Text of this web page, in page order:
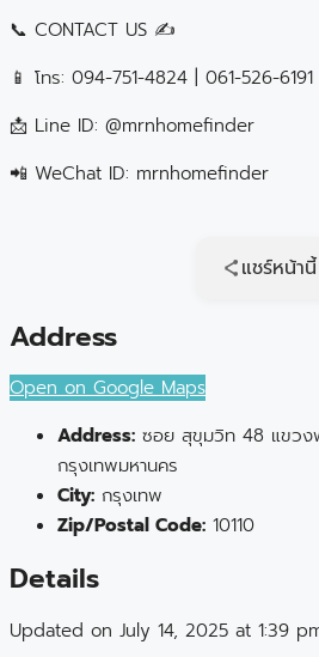
📞 CONTACT US ✍️
📱 โทร: 094-751-4824 | 061-526-6191
📩 Line ID: @mrnhomefinder
📲 WeChat ID: mrnhomefinder
แชร์หน้านี้
Address
Open on Google Maps
Address: ซอย สุขุมวิท 48 แขวง
กรุงเทพมหานคร
City: กรุงเทพ
Zip/Postal Code: 10110
Details
Updated on July 14, 2025 at 1:39